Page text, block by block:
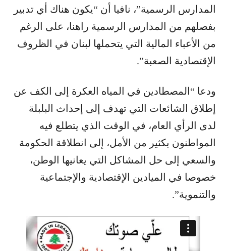
المدارس الرسمية”، نافيا أن “يكون هناك أي تدبير
بفصلهم من المدارس الرسمية راهنا، على الرغم
من الأعباء المالية التي يتحملها لبنان في الظروف
الإقتصادية الصعبة”.
ودعا “المصطادين في المياه العكرة إلى الكف عن
إطلاق الشائعات التي تهدف إلى إحداث البلبلة
لدى الرأي العام، في الوقت الذي يتطلع فيه
المواطنون بكثير من الأمل، إلى انطلاقة الحكومة
والسعي إلى حل المشاكل التي يعانيها الوطن،
خصوصا في الميادين الإقتصادية والإجتماعية
والتنموية”.